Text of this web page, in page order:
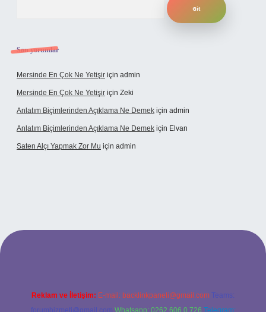
Son yorumlar
Mersinde En Çok Ne Yetişir için admin
Mersinde En Çok Ne Yetişir için Zeki
Anlatım Biçimlerinden Açıklama Ne Demek için admin
Anlatım Biçimlerinden Açıklama Ne Demek için Elvan
Saten Alçı Yapmak Zor Mu için admin
www.hiltonbetx.org/
Reklam ve İletişim: E-mail: backlinkpaneli@gmail.com Teams:
forumhizmeti@gmail.com Whatsapp: 0262 606 0 726 Telegram: